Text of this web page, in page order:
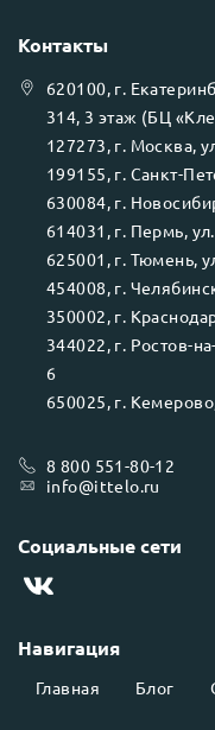
Навигация
Главная Блог
Контакты
620100, г.
314, 3 этаж (БЦ
127273, г. Москва,
199155, г. Санкт-
630084, г.
614031 , г. Пермь, ул.
625001 , г. Тюмень,
454008, г.
350002, г.
344022, г. Ростов-
6
650025, г. Кемерово
8 800 551-80-12
info@ittelo.ru
Социальные сети